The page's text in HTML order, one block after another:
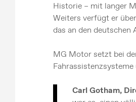
Historie – mit langer
Weiters verfügt er
das an den deutschen
MG Motor setzt bei
Carl Gotham,